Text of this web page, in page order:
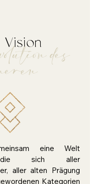
Vision des
eine Welt
die sich aller
aller alten Prägung
Kategorien